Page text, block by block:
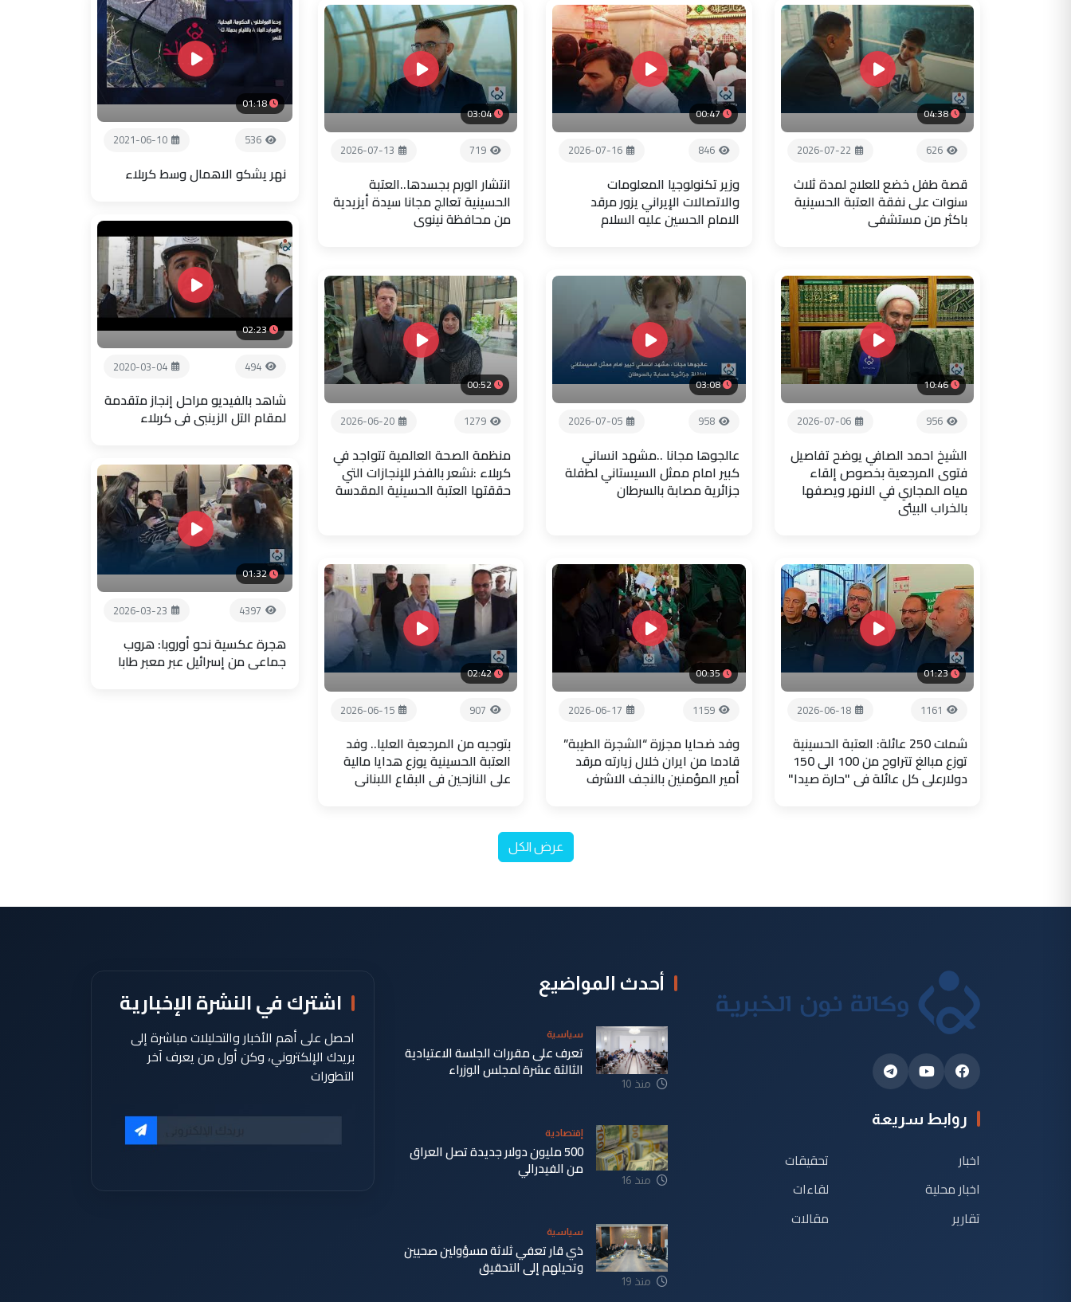
04:38
626
2026-07-22
قصة طفل خضع للعلاج لمدة ثلاث
سنوات على نفقة العتبة الحسينية
باكثر من مستشفى
00:47
846
2026-07-16
وزير تكنولوجيا المعلومات
والاتصالات الإيراني يزور مرقد
الامام الحسين عليه السلام
03:04
719
2026-07-13
انتشار الورم بجسدها..العتبة
الحسينية تعالج مجانا سيدة أيزيدية
من محافظة نينوى
10:46
956
2026-07-06
الشيخ احمد الصافي يوضح تفاصيل
فتوى المرجعية بخصوص إلقاء
مياه المجاري في الانهر ويصفها
بالخراب البيئي
03:08
958
2026-07-05
عالجوها مجانا ..مشهد انساني
كبير امام ممثل السيستاني لطفلة
جزائرية مصابة بالسرطان
00:52
1279
2026-06-20
منظمة الصحة العالمية تتواجد في
كربلاء :نشعر بالفخر للإنجازات التي
حققتها العتبة الحسينية المقدسة
01:23
1161
2026-06-18
شملت 250 عائلة: العتبة الحسينية
توزع مبالغ تتراوح من 100 الى 150
دولارعلى كل عائلة في "حارة صيدا"
00:35
1159
2026-06-17
وفد ضحايا مجزرة “الشجرة الطيبة”
قادما من ايران خلال زيارته مرقد
أمير المؤمنين بالنجف الاشرف
02:42
907
2026-06-15
بتوجيه من المرجعية العليا.. وفد
العتبة الحسينية يوزع هدايا مالية
على النازحين في البقاع اللبناني
01:18
536
2021-06-10
نهر يشكو الاهمال وسط كربلاء
02:23
494
2020-03-04
شاهد بالفيديو مراحل إنجاز متقدمة
لمقام التل الزينبي في كربلاء
01:32
4397
2026-03-23
هجرة عكسية نحو أوروبا: هروب
جماعي من إسرائيل عبر معبر طابا
عرض الكل
روابط سريعة
اخبار
اخبار محلية
تقارير
تحقيقات
لقاءات
مقالات
أحدث المواضيع
منذ 10
سياسية
تعرف على مقررات الجلسة الاعتيادية
الثالثة عشرة لمجلس الوزراء
منذ 16
إقتصادية
500 مليون دولار جديدة تصل العراق
من الفيدرالي
منذ 19
سياسية
ذي قار تعفي ثلاثة مسؤولين صحيين
وتحيلهم إلى التحقيق
اشترك في النشرة الإخبارية
احصل على أهم الأخبار والتحليلات مباشرة إلى
بريدك الإلكتروني، وكن أول من يعرف آخر
التطورات